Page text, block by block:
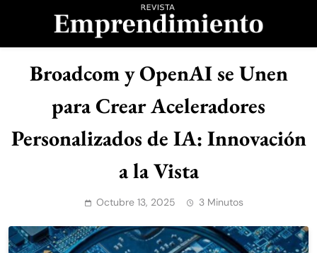
Revista
Emprendimiento
Broadcom y OpenAI se Unen
para Crear Aceleradores
Personalizados de IA: Innovación
a la Vista
Octubre 13, 2025 3 Minutos